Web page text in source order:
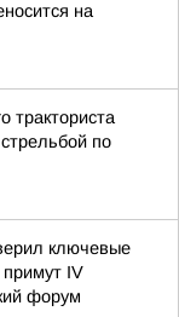
на
тракториста
по
ключевые
IV
форум